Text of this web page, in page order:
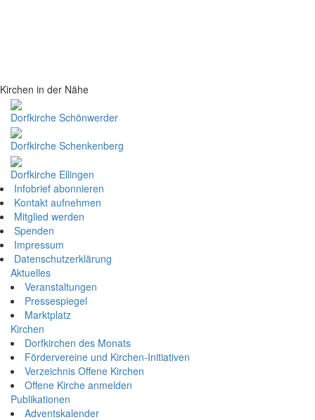
Kirchen in der Nähe
Dorfkirche Schönwerder
Dorfkirche Schenkenberg
Dorfkirche Ellingen
Infobrief abonnieren
Kontakt aufnehmen
Mitglied werden
Spenden
Impressum
Datenschutzerklärung
Aktuelles
Veranstaltungen
Pressespiegel
Marktplatz
Kirchen
Dorfkirchen des Monats
Fördervereine und Kirchen-Initiativen
Verzeichnis Offene Kirchen
Offene Kirche anmelden
Publikationen
Adventskalender